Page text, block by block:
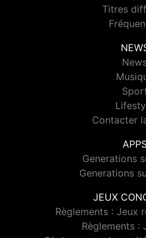
Titres
Contacter
Generations
Generations
JEUX
Règlements : Jeux
Règlements :